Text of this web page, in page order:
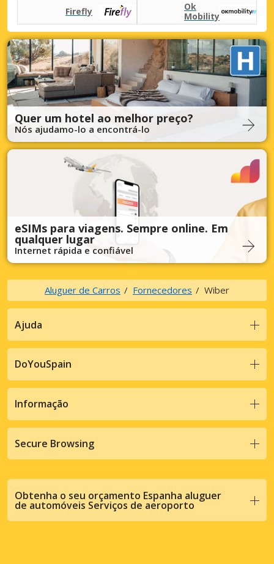
Firefly
Ok
Mobility
Quer um hotel ao melhor preço?
Nós ajudamo-lo a encontrá-lo
eSIMs para viagens. Sempre online. Em
qualquer lugar
Internet rápida e confiável
Aluguer de Carros Fornecedores Wiber
Ajuda
DoYouSpain
Informação
Secure Browsing
Obtenha o seu orçamento Espanha aluguer
de automóveis Serviços de aeroporto